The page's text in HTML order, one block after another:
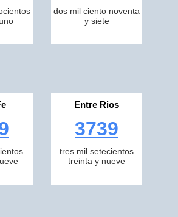
dos mil ciento noventa
y siete
Entre Rios
3739
tres mil setecientos
treinta y nueve